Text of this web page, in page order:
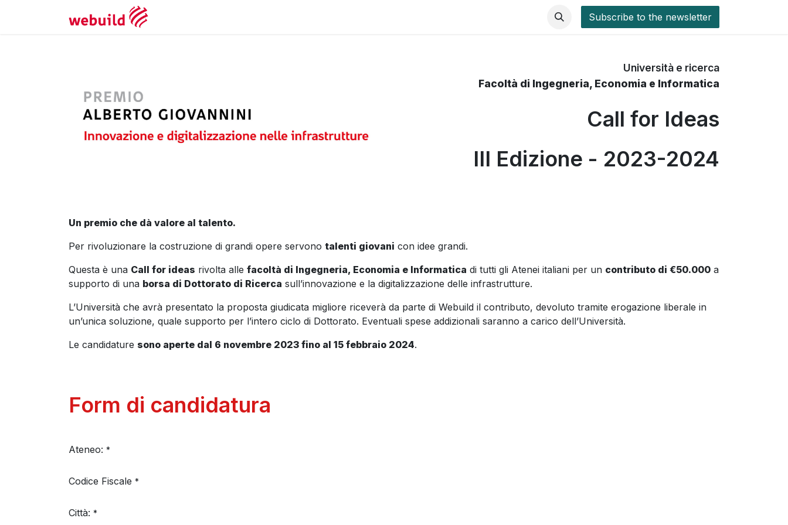
Subscribe to the newsletter
Università e ricerca
Facoltà di Ingegneria, Economia e Informatica
Call for Ideas
III Edizione - 2023-2024
Un premio che dà valore al talento.
Per rivoluzionare la costruzione di grandi opere servono talenti giovani con idee grandi.
Questa è una Call for ideas rivolta alle facoltà di Ingegneria, Economia e Informatica di tutti gli Atenei italiani per un contributo di €50.000 a
supporto di una borsa di Dottorato di Ricerca sull’innovazione e la digitalizzazione delle infrastrutture.
L’Università che avrà presentato la proposta giudicata migliore riceverà da parte di Webuild il contributo, devoluto tramite erogazione liberale in
un’unica soluzione, quale supporto per l’intero ciclo di Dottorato. Eventuali spese addizionali saranno a carico dell’Università.
Le candidature sono aperte dal 6 novembre 2023 fino al 15 febbraio 2024.
Form di candidatura
Ateneo: *
Codice Fiscale *
Città: *